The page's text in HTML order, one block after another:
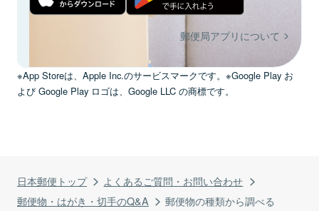
日本郵便トップ
よくあるご質問・お問い合わせ
郵便物・はがき・切手のQ&A
郵便物の種類から調べる
郵便局アプリについて
※App Storeは、Apple Inc.のサービスマークです。※Google Play お
よび Google Play ロゴは、Google LLC の商標です。